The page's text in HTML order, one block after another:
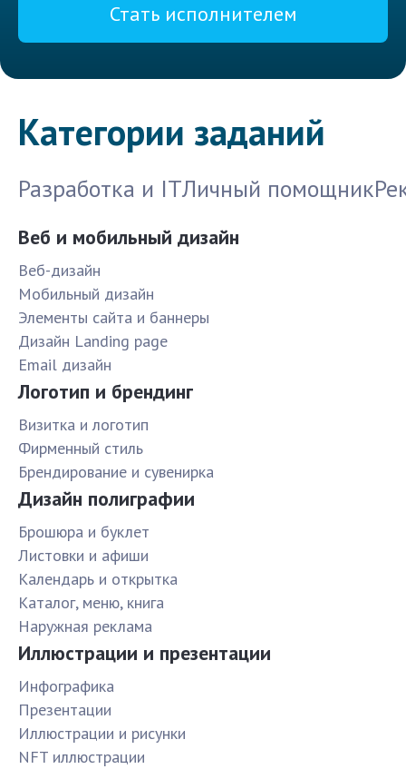
Стать исполнителем
Категории заданий
Разработка и ITЛичный помощник
Веб и мобильный дизайн
Веб-дизайн
Мобильный дизайн
Элементы сайта и баннеры
Дизайн Landing page
Email дизайн
Логотип и брендинг
Визитка и логотип
Фирменный стиль
Брендирование и сувенирка
Дизайн полиграфии
Брошюра и буклет
Листовки и афиши
Календарь и открытка
Каталог, меню, книга
Наружная реклама
Иллюстрации и презентации
Инфографика
Презентации
Иллюстрации и рисунки
NFT иллюстрации